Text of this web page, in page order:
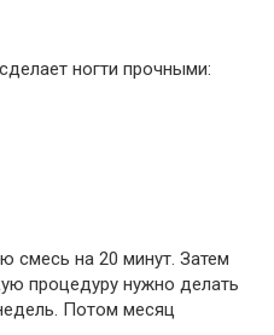
ногти прочными:
смесь на 20 минут. Затем
процедуру нужно делать
Потом месяц